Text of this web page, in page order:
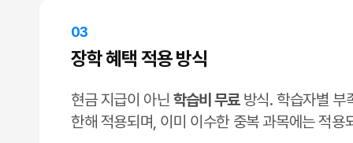
03
장학 혜택 적용 방식
현금 지급이 아닌 학습비 무료방식. 학습자별 부
한해 적용되며, 이미 이수한 중복 과목에는 적용